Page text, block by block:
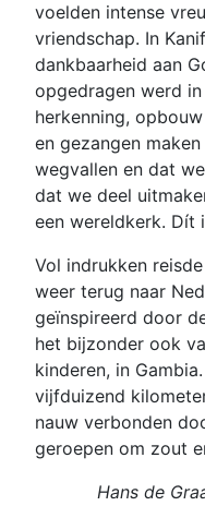
voelden intense
vriendschap. In
dankbaarheid aan
opgedragen werd
herkenning,
en gezangen
wegvallen en dat
dat we deel
een wereldkerk. Dít
Vol indrukken
weer terug naar
geïnspireerd door
het bijzonder ook
kinderen, in
vijfduizend
nauw verbonden
geroepen om zout
Hans de